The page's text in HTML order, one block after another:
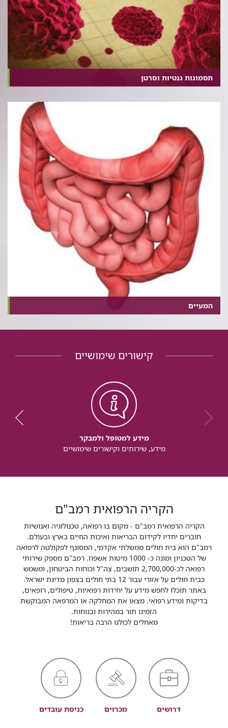
תסמונות גנטיות וסרטן
המעיים
קישורים שימושיים
מידע למטופל ולמבקר
מידע, שירותים וקישורים שימושיים
הקריה הרפואית רמב"ם
הקריה הרפואית רמב"ם - מקום בו רפואה, טכנולוגיה ואנושיות
חוברים יחדיו לקידום הבריאות ואיכות החיים בארץ ובעולם.
רמב"ם הוא בית חולים ממשלתי אקדמי, המסונף לפקולטה לרפואה
של הטכניון ומונה כ- 1000 מיטות אשפוז. רמב"ם מספק שירותי
רפואה לכ-2,700,000 תושבים, צה"ל וכוחות הביטחון, ומשמש
כבית חולים על אזורי עבור 12 בתי חולים בצפון מדינת ישראל.
באתר תוכלו לחפש מידע על יחידות רפואיות, טיפולים, רופאים,
בדיקות ומידע רפואי. מצאו את המחלקה או המרפאה המבוקשת
הזמינו תור במהירות ובנוחות.
מאחלים לכולנו הרבה בריאות!
דרושים מכרזים כניסת עובדים